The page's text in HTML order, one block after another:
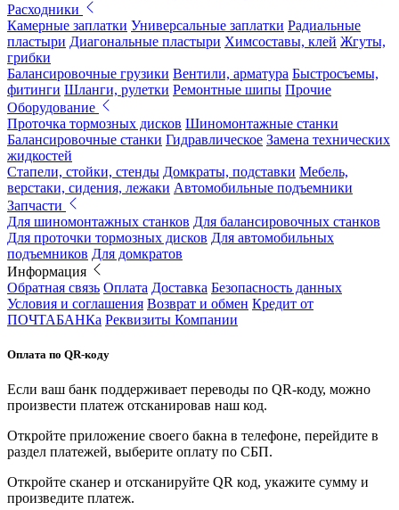
Расходники
Камерные заплатки Универсальные заплатки Радиальные
пластыри Диагональные пластыри Химсоставы, клей Жгуты,
грибки
Балансировочные грузики Вентили, арматура Быстросъемы,
фитинги Шланги, рулетки Ремонтные шипы Прочие
Оборудование
Проточка тормозных дисков Шиномонтажные станки
Балансировочные станки Гидравлическое Замена технических
жидкостей
Стапели, стойки, стенды Домкраты, подставки Мебель,
верстаки, сидения, лежаки Автомобильные подъемники
Запчасти
Для шиномонтажных станков Для балансировочных станков
Для проточки тормозных дисков Для автомобильных
подъемников Для домкратов
Информация
Обратная связь Оплата Доставка Безопасность данных
Условия и соглашения Возврат и обмен Кредит от
ПОЧТАБАНКа Реквизиты Компании
Оплата по QR-коду
Если ваш банк поддерживает переводы по QR-коду, можно
произвести платеж отсканировав наш код.
Откройте приложение своего бакна в телефоне, перейдите в
раздел платежей, выберите оплату по СБП.
Откройте сканер и отсканируйте QR код, укажите сумму и
произведите платеж.